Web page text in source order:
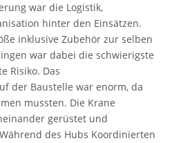
war die Logistik,
hinter den Einsätzen.
inklusive Zubehör zur selben
war dabei die schwierigste
Risiko. Das
der Baustelle war enorm, da
mussten. Die Krane
gerüstet und
des Hubs Koordinierten